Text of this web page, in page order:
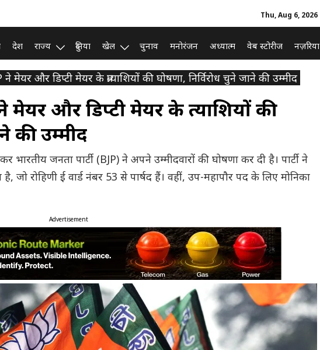
Thu, Aug 6, 2026
देश राज्य दुनिया खेल चुनाव मनोरंजन अध्यात्म वेब स्टोरीज नज़रिया
मेयर और डिप्टी मेयर के प्रत्याशियों की घोषणा, निर्विरोध चुने जाने की उम्मीद
और डिप्टी मेयर के प्रत्याशियों की
की उम्मीद
जनता पार्टी (BJP) ने अपने उम्मीदवारों की घोषणा कर दी है। पार्टी ने
है, जो रोहिणी ई वार्ड नंबर 53 से पार्षद हैं। वहीं, उप-महापौर पद के लिए मोनिका
Advertisement